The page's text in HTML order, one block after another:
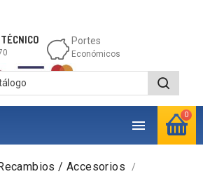
0
Portes
Económicos

/ Accesorios